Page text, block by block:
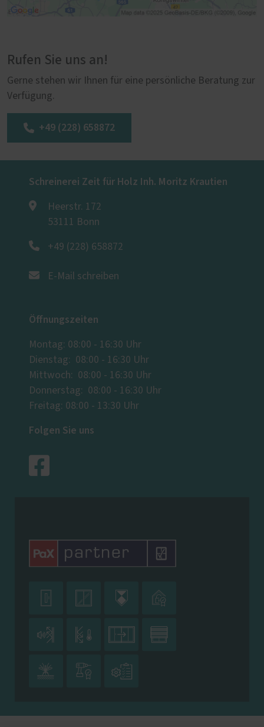
Rufen Sie uns an!
Gerne stehen wir Ihnen für eine persönliche Beratung zur
Verfügung.
+49 (228) 658872
Schreinerei Zeit für Holz Inh. Moritz Krautien
Heerstr. 172
53111 Bonn
+49 (228) 658872
E-Mail schreiben
Öffnungszeiten
Montag: 08:00 - 16:30 Uhr
Dienstag: 08:00 - 16:30 Uhr
Mittwoch: 08:00 - 16:30 Uhr
Donnerstag: 08:00 - 16:30 Uhr
Freitag: 08:00 - 13:30 Uhr
Folgen Sie uns
   
   
  